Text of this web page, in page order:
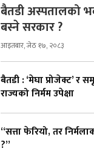
बैतडी अस्पतालको
बस्ने सरकार ?
आइतबार, जेठ १७, २०८३
बैतडी : ‘मेघा प्रोजेक्ट’ र
राज्यको निर्मम उपेक्षा
“सत्ता फेरियो, तर
?”